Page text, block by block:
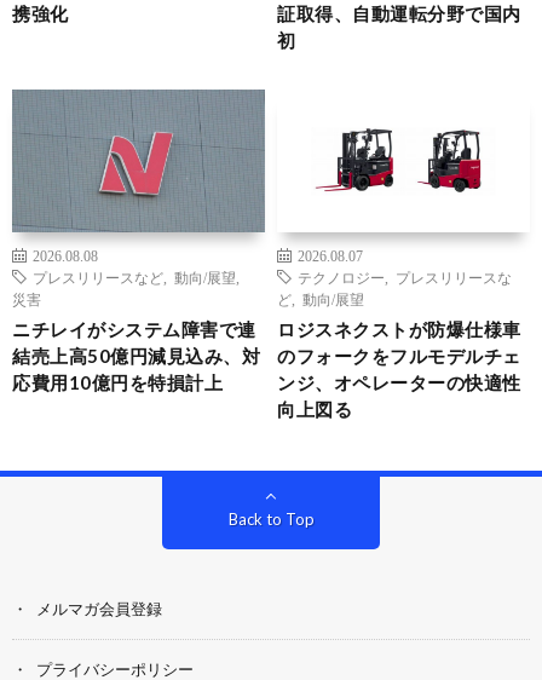
携強化
証取得、自動運転分野で国内
初
2026.08.08
プレスリリースなど
動向/展望
災害
ニチレイがシステム障害で連
結売上高50億円減見込み、対
応費用10億円を特損計上
2026.08.07
テクノロジー
プレスリリースな
ど
動向/展望
ロジスネクストが防爆仕様車
のフォークをフルモデルチェ
ンジ、オペレーターの快適性
向上図る
Back to Top
メルマガ会員登録
プライバシーポリシー